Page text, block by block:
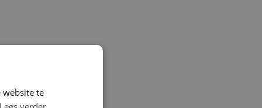
website te